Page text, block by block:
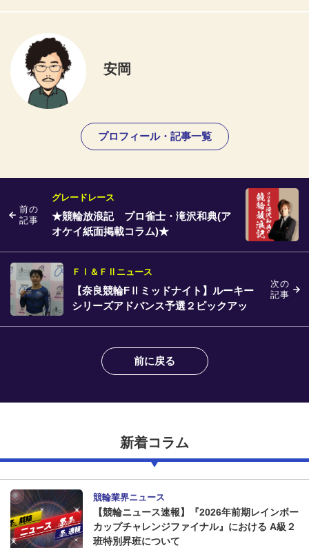
安岡
プロフィール・記事一覧
前の
記事
グレードレース
★競輪放浪記 プロ雀士・滝沢和典(ア
オケイ紙面掲載コラム)★
次の
記事
ＦⅠ＆ＦⅡニュース
【奈良競輪FⅡミッドナイト】ルーキー
シリーズアドバンス予選２ピックアッ
前に戻る
新着コラム
競輪業界ニュース
【競輪ニュース速報】『2026年前期レインボー
カップチャレンジファイナル』における A級２
班特別昇班について